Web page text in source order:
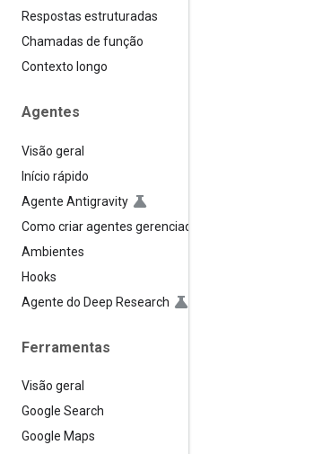
Respostas estruturadas
Chamadas de função
Contexto longo
Agentes
Visão geral
Início rápido
Agente Antigravity
Como criar agentes gerenciados
Ambientes
Hooks
Agente do Deep Research
Ferramentas
Visão geral
Google Search
Google Maps